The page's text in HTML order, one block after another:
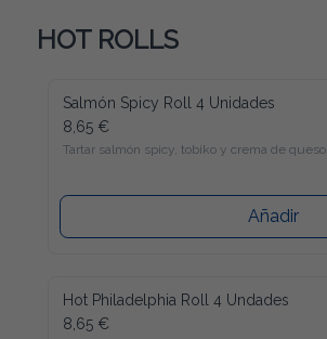
HOT ROLLS
Salmón Spicy Roll 4 Unidades
8,65 €
Tartar salmón spicy, tobiko y crema de queso
Añadir
Hot Philadelphia Roll 4 Undades
8,65 €